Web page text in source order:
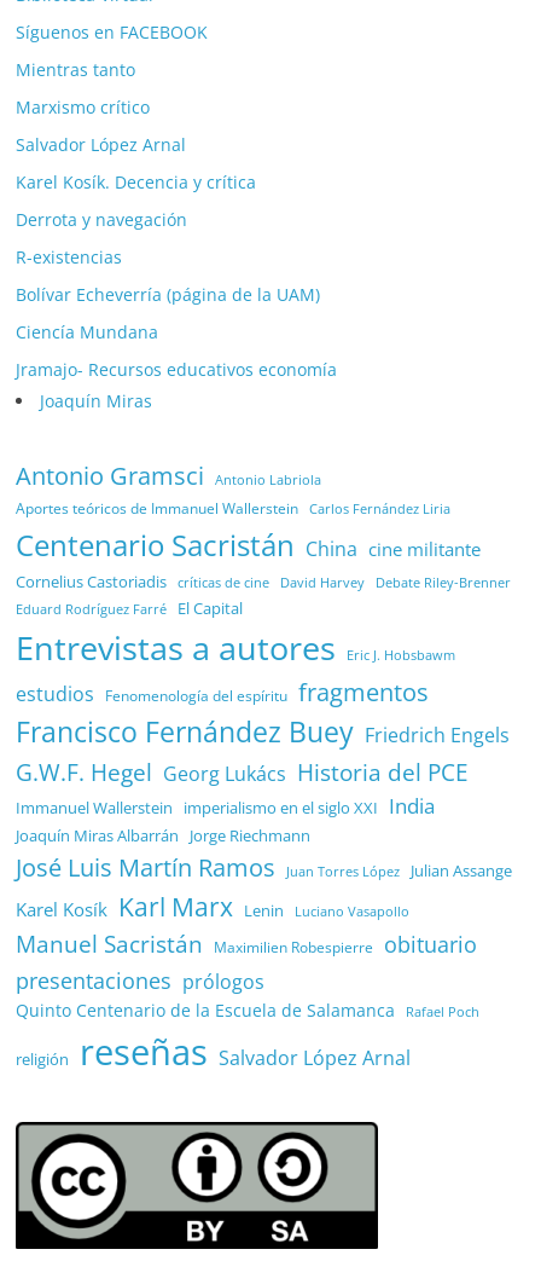
Síguenos en FACEBOOK
Mientras tanto
Marxismo crítico
Salvador López Arnal
Karel Kosík. Decencia y crítica
Derrota y navegación
R-existencias
Bolívar Echeverría (página de la UAM)
Ciencía Mundana
Jramajo- Recursos educativos economía
Joaquín Miras
Antonio Gramsci Antonio Labriola
Aportes teóricos de Immanuel Wallerstein Carlos Fernández Liria
Centenario Sacristán China cine militante
Cornelius Castoriadis críticas de cine David Harvey Debate Riley-Brenner
Eduard Rodríguez Farré El Capital
Entrevistas a autores Eric J. Hobsbawm
estudios Fenomenología del espíritu fragmentos
Francisco Fernández Buey Friedrich Engels
G.W.F. Hegel Georg Lukács Historia del PCE
Immanuel Wallerstein imperialismo en el siglo XXI India
Joaquín Miras Albarrán Jorge Riechmann
José Luis Martín Ramos Juan Torres López Julian Assange
Karel Kosík Karl Marx Lenin Luciano Vasapollo
Manuel Sacristán Maximilien Robespierre
obituario
presentaciones prólogos
Quinto Centenario de la Escuela de Salamanca Rafael Poch
religión reseñas Salvador López Arnal